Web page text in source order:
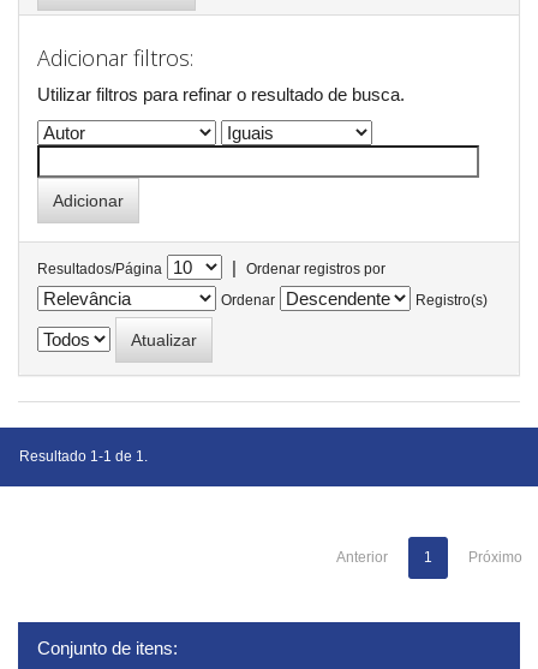
Adicionar filtros:
Utilizar filtros para refinar o resultado de busca.
Resultados/Página |
Ordenar registros por
Ordenar
Registro(s)
Resultado 1-1 de 1.
Anterior 1 Próximo
Conjunto de itens: